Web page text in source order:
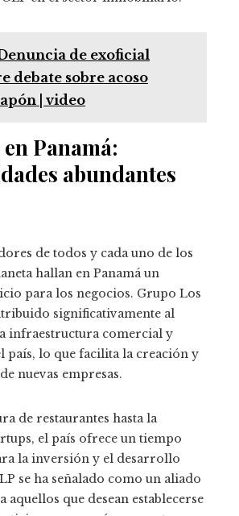
de exoficial
debate sobre acoso
| video
Panamá:
abundantes
de todos y cada uno de los
hallan en Panamá un
para los negocios. Grupo Los
significativamente al
infraestructura comercial y
país, lo que facilita la creación y
nuevas empresas.
de restaurantes hasta la
el país ofrece un tiempo
la inversión y el desarrollo
se ha señalado como un aliado
aquellos que desean establecerse